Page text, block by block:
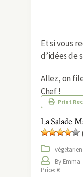
Et si vous
d’idées de
Allez, on
Chef !
Print
La Salade
végétarien
By Emma
Price: €